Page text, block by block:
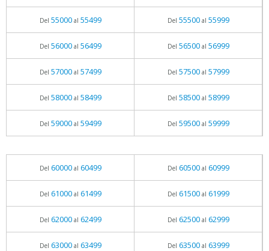
Del 55000al 55499 Del 55500al 55999
Del 56000al 56499 Del 56500al 56999
Del 57000al 57499 Del 57500al 57999
Del 58000al 58499 Del 58500al 58999
Del 59000al 59499 Del 59500al 59999
Del 60000al 60499 Del 60500al 60999
Del 61000al 61499 Del 61500al 61999
Del 62000al 62499 Del 62500al 62999
Del 63000al 63499 Del 63500al 63999